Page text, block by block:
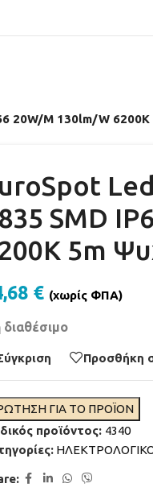
20W/M 130lm/W
SMD
5m
€ (χωρίς ΦΠΑ)
Προσθήκη
ΓΙΑ ΤΟ ΠΡΟΪΟΝ
προϊόντος: 4340